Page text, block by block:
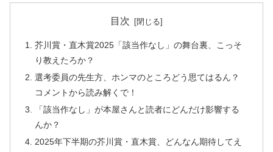
目次
芥川賞・直木賞2025「該当作なし」の舞台裏、こっそ
り教えたろか？
選考委員の先生方、ホンマのところどう思てはるん？
コメントから読み解くで！
「該当作なし」が本屋さんと読者にどんだけ影響する
んか？
2025年下半期の芥川賞・直木賞、どんなん期待してえ